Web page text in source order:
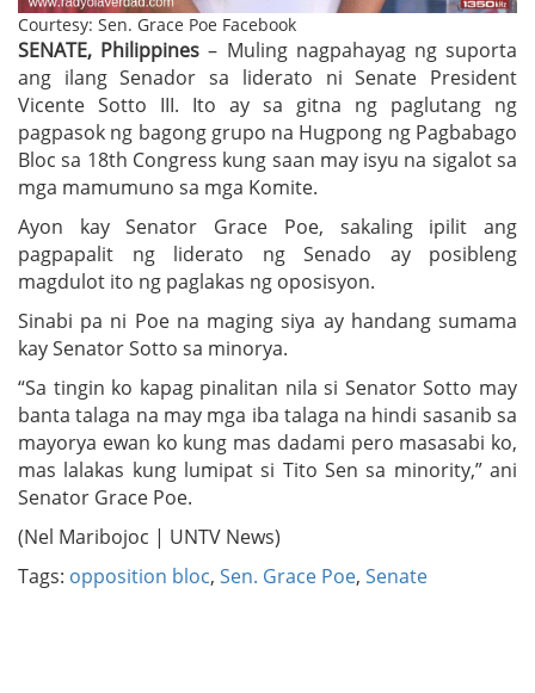
Courtesy: Sen. Grace Poe Facebook
SENATE, Philippines – Muling nagpahayag ng suporta
ang ilang Senador sa liderato ni Senate President
Vicente Sotto III. Ito ay sa gitna ng paglutang ng
pagpasok ng bagong grupo na Hugpong ng Pagbabago
Bloc sa 18th Congress kung saan may isyu na sigalot sa
mga mamumuno sa mga Komite.
Ayon kay Senator Grace Poe, sakaling ipilit ang
pagpapalit ng liderato ng Senado ay posibleng
magdulot ito ng paglakas ng oposisyon.
Sinabi pa ni Poe na maging siya ay handang sumama
kay Senator Sotto sa minorya.
“Sa tingin ko kapag pinalitan nila si Senator Sotto may
banta talaga na may mga iba talaga na hindi sasanib sa
mayorya ewan ko kung mas dadami pero masasabi ko,
mas lalakas kung lumipat si Tito Sen sa minority,” ani
Senator Grace Poe.
(Nel Maribojoc | UNTV News)
Tags: opposition bloc, Sen. Grace Poe, Senate